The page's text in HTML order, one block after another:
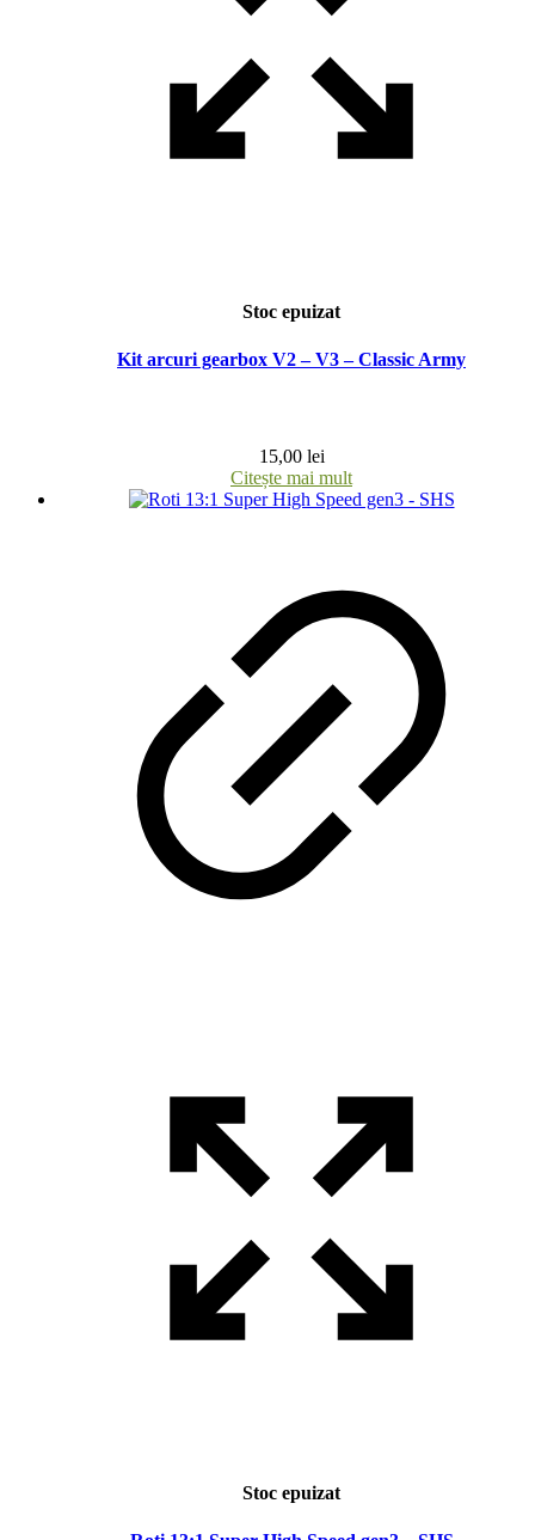
Stoc epuizat
Kit arcuri gearbox V2 – V3 – Classic Army
15,00 lei
Citește mai mult
Stoc epuizat